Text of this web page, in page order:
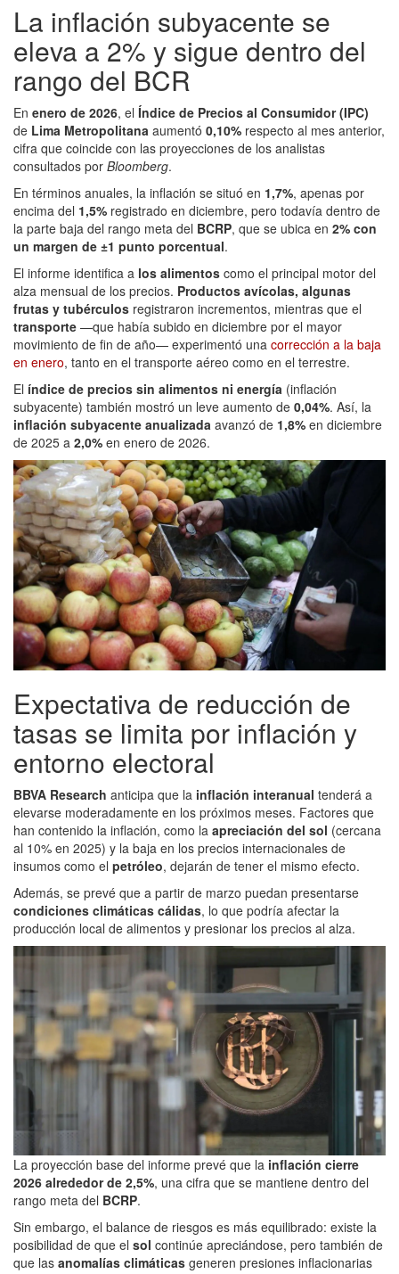
La inflación subyacente se
eleva a 2% y sigue dentro del
rango del BCR
En enero de 2026, el Índice de Precios al Consumidor (IPC)
de Lima Metropolitana aumentó 0,10% respecto al mes anterior,
cifra que coincide con las proyecciones de los analistas
consultados por Bloomberg.
En términos anuales, la inflación se situó en 1,7%, apenas por
encima del 1,5% registrado en diciembre, pero todavía dentro de
la parte baja del rango meta del BCRP, que se ubica en 2% con
un margen de ±1 punto porcentual.
El informe identifica a los alimentos como el principal motor del
alza mensual de los precios. Productos avícolas, algunas
frutas y tubérculos registraron incrementos, mientras que el
transporte —que había subido en diciembre por el mayor
movimiento de fin de año— experimentó una corrección a la baja
en enero, tanto en el transporte aéreo como en el terrestre.
El índice de precios sin alimentos ni energía (inflación
subyacente) también mostró un leve aumento de 0,04%. Así, la
inflación subyacente anualizada avanzó de 1,8% en diciembre
de 2025 a 2,0% en enero de 2026.
Expectativa de reducción de
tasas se limita por inflación y
entorno electoral
BBVA Research anticipa que la inflación interanual tenderá a
elevarse moderadamente en los próximos meses. Factores que
han contenido la inflación, como la apreciación del sol (cercana
al 10% en 2025) y la baja en los precios internacionales de
insumos como el petróleo, dejarán de tener el mismo efecto.
Además, se prevé que a partir de marzo puedan presentarse
condiciones climáticas cálidas, lo que podría afectar la
producción local de alimentos y presionar los precios al alza.
La proyección base del informe prevé que la inflación cierre
2026 alrededor de 2,5%, una cifra que se mantiene dentro del
rango meta del BCRP.
Sin embargo, el balance de riesgos es más equilibrado: existe la
posibilidad de que el sol continúe apreciándose, pero también de
que las anomalías climáticas generen presiones inflacionarias